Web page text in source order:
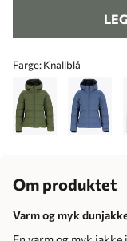
Farge:Knallblå
Om produktet
Varm og myk